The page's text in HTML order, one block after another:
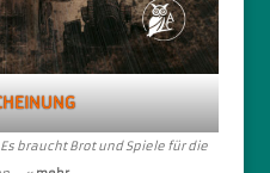
braucht Brot und Spiele für die